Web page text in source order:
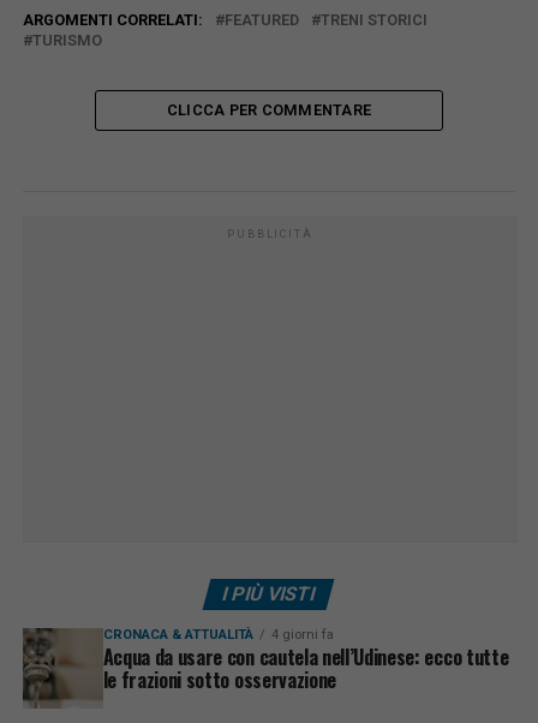
ARGOMENTI CORRELATI: FEATURED
TRENI STORICI
TURISMO
CLICCA PER COMMENTARE
PUBBLICITÀ
I PIÙ VISTI
CRONACA & ATTUALITÀ 4 giorni fa
Acqua da usare con cautela nell’Udinese: ecco tutte
le frazioni sotto osservazione